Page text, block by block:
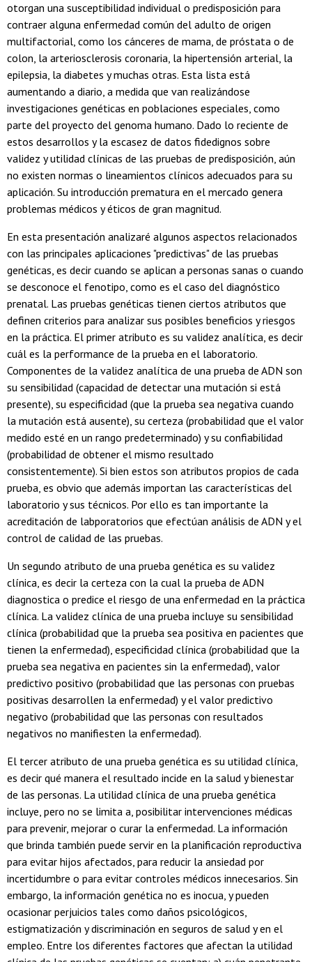
otorgan una susceptibilidad individual o predisposición para
contraer alguna enfermedad común del adulto de origen
multifactorial, como los cánceres de mama, de próstata o de
colon, la arteriosclerosis coronaria, la hipertensión arterial, la
epilepsia, la diabetes y muchas otras. Esta lista está
aumentando a diario, a medida que van realizándose
investigaciones genéticas en poblaciones especiales, como
parte del proyecto del genoma humano. Dado lo reciente de
estos desarrollos y la escasez de datos fidedignos sobre
validez y utilidad clínicas de las pruebas de predisposición, aún
no existen normas o lineamientos clínicos adecuados para su
aplicación. Su introducción prematura en el mercado genera
problemas médicos y éticos de gran magnitud.
En esta presentación analizaré algunos aspectos relacionados
con las principales aplicaciones "predictivas" de las pruebas
genéticas, es decir cuando se aplican a personas sanas o cuando
se desconoce el fenotipo, como es el caso del diagnóstico
prenatal. Las pruebas genéticas tienen ciertos atributos que
definen criterios para analizar sus posibles beneficios y riesgos
en la práctica. El primer atributo es su validez analítica, es decir
cuál es la performance de la prueba en el laboratorio.
Componentes de la validez analítica de una prueba de ADN son
su sensibilidad (capacidad de detectar una mutación si está
presente), su especificidad (que la prueba sea negativa cuando
la mutación está ausente), su certeza (probabilidad que el valor
medido esté en un rango predeterminado) y su confiabilidad
(probabilidad de obtener el mismo resultado
consistentemente). Si bien estos son atributos propios de cada
prueba, es obvio que además importan las características del
laboratorio y sus técnicos. Por ello es tan importante la
acreditación de labporatorios que efectúan análisis de ADN y el
control de calidad de las pruebas.
Un segundo atributo de una prueba genética es su validez
clínica, es decir la certeza con la cual la prueba de ADN
diagnostica o predice el riesgo de una enfermedad en la práctica
clínica. La validez clínica de una prueba incluye su sensibilidad
clínica (probabilidad que la prueba sea positiva en pacientes que
tienen la enfermedad), especificidad clínica (probabilidad que la
prueba sea negativa en pacientes sin la enfermedad), valor
predictivo positivo (probabilidad que las personas con pruebas
positivas desarrollen la enfermedad) y el valor predictivo
negativo (probabilidad que las personas con resultados
negativos no manifiesten la enfermedad).
El tercer atributo de una prueba genética es su utilidad clínica,
es decir qué manera el resultado incide en la salud y bienestar
de las personas. La utilidad clínica de una prueba genética
incluye, pero no se limita a, posibilitar intervenciones médicas
para prevenir, mejorar o curar la enfermedad. La información
que brinda también puede servir en la planificación reproductiva
para evitar hijos afectados, para reducir la ansiedad por
incertidumbre o para evitar controles médicos innecesarios. Sin
embargo, la información genética no es inocua, y pueden
ocasionar perjuicios tales como daños psicológicos,
estigmatización y discriminación en seguros de salud y en el
empleo. Entre los diferentes factores que afectan la utilidad